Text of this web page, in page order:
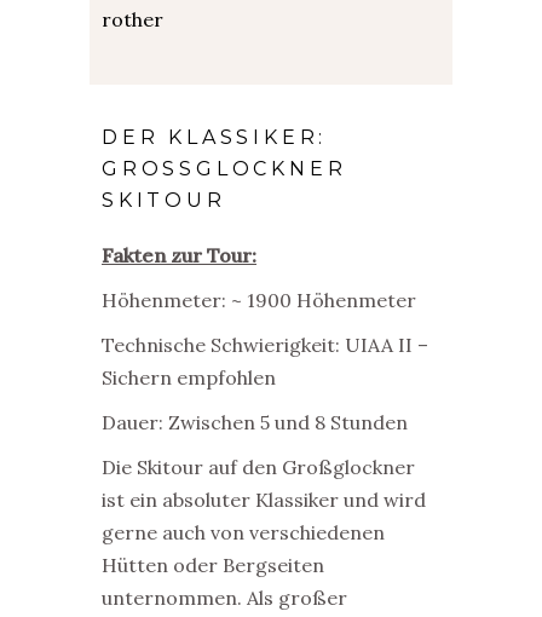
DER KLASSIKER:
GROSSGLOCKNER S
KITOUR
Fakten zur Tour:
Höhenmeter: ~ 1900 Höhenmeter
Technische Schwierigkeit: UIAA II –
Sichern empfohlen
Dauer: Zwischen 5 und 8 Stunden
Die Skitour auf den Großglockner
ist ein absoluter Klassiker und wird
gerne auch von verschiedenen
Hütten oder Bergseiten
unternommen. Als großer